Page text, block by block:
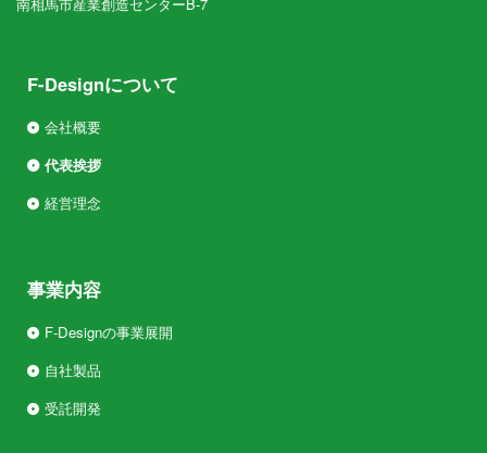
F-Designについて
会社概要
代表挨拶
経営理念
事業内容
F-Designの事業展開
自社製品
受託開発